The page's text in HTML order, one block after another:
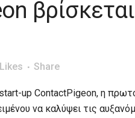
Likes Share
up ContactPigeon, η
να καλύψει τις